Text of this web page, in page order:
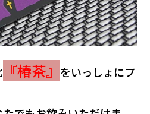
『椿茶』 をいっしょにプ